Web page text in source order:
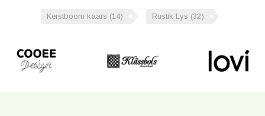
Kerstboom kaars (14) Rustik Lys (32)